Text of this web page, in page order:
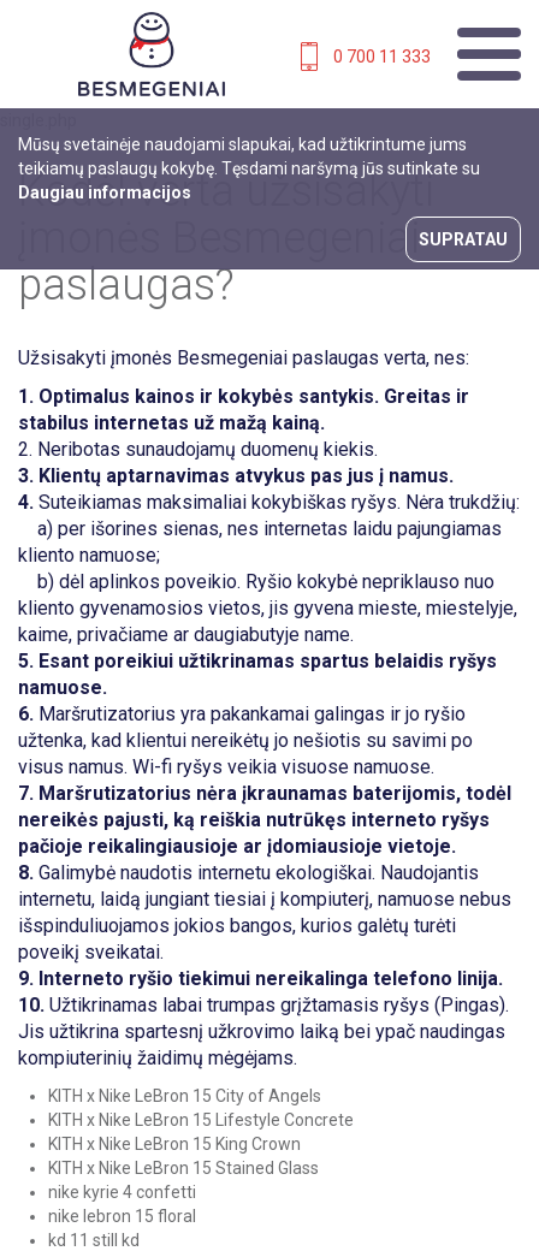
0 700 11 333
Mūsų svetainėje naudojami slapukai, kad užtikrintume jums
teikiamų paslaugų kokybę. Tęsdami naršymą jūs sutinkate su
Daugiau informacijos
SUPRATAU
Kodėl verta užsisakyti
įmonės Besmegeniai
paslaugas?
Užsisakyti įmonės Besmegeniai paslaugas verta, nes:
1. Optimalus kainos ir kokybės santykis. Greitas ir
stabilus internetas už mažą kainą.
2. Neribotas sunaudojamų duomenų kiekis.
3. Klientų aptarnavimas atvykus pas jus į namus.
4. Suteikiamas maksimaliai kokybiškas ryšys. Nėra trukdžių:
a) per išorines sienas, nes internetas laidu pajungiamas
kliento namuose;
b) dėl aplinkos poveikio. Ryšio kokybė nepriklauso nuo
kliento gyvenamosios vietos, jis gyvena mieste, miestelyje,
kaime, privačiame ar daugiabutyje name.
5. Esant poreikiui užtikrinamas spartus belaidis ryšys
namuose.
6. Maršrutizatorius yra pakankamai galingas ir jo ryšio
užtenka, kad klientui nereikėtų jo nešiotis su savimi po
visus namus. Wi-fi ryšys veikia visuose namuose.
7. Maršrutizatorius nėra įkraunamas baterijomis, todėl
nereikės pajusti, ką reiškia nutrūkęs interneto ryšys
pačioje reikalingiausioje ar įdomiausioje vietoje.
8. Galimybė naudotis internetu ekologiškai. Naudojantis
internetu, laidą jungiant tiesiai į kompiuterį, namuose nebus
išspinduliuojamos jokios bangos, kurios galėtų turėti
poveikį sveikatai.
9. Interneto ryšio tiekimui nereikalinga telefono linija.
10. Užtikrinamas labai trumpas grįžtamasis ryšys (Pingas).
Jis užtikrina spartesnį užkrovimo laiką bei ypač naudingas
kompiuterinių žaidimų mėgėjams.
KITH x Nike LeBron 15 City of Angels
KITH x Nike LeBron 15 Lifestyle Concrete
KITH x Nike LeBron 15 King Crown
KITH x Nike LeBron 15 Stained Glass
nike kyrie 4 confetti
nike lebron 15 floral
kd 11 still kd